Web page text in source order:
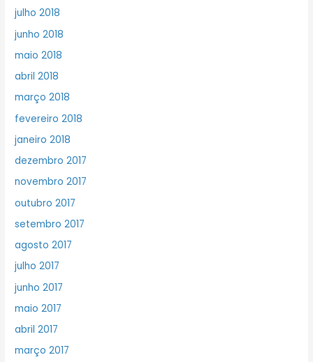
julho 2018
junho 2018
maio 2018
abril 2018
março 2018
fevereiro 2018
janeiro 2018
dezembro 2017
novembro 2017
outubro 2017
setembro 2017
agosto 2017
julho 2017
junho 2017
maio 2017
abril 2017
março 2017